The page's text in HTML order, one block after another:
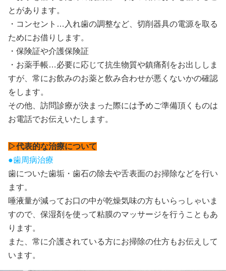
とがあります。
・コンセント…入れ歯の調整など、切削器具の電源を取る
ためにお借りします。
・保険証や介護保険証
・お薬手帳…必要に応じて抗生物質や鎮痛剤をお出ししま
すが、常にお飲みのお薬と飲み合わせが悪くないかの確認
をします。
その他、訪問診療が決まった際には予めご準備頂くものは
お電話でお伝えいたします。
▷代表的な治療について
●歯周病治療
歯についた歯垢・歯石の除去や舌表面のお掃除などを行い
ます。
唾液量が減ってお口の中が乾燥気味の方もいらっしゃいま
すので、保湿剤を使って粘膜のマッサージを行うこともあ
ります。
また、常に介護されている方にお掃除の仕方もお伝えして
います。